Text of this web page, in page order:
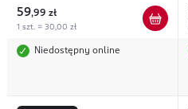
59,99 zł
1 szt. = 30,00 zł
Niedostępny online